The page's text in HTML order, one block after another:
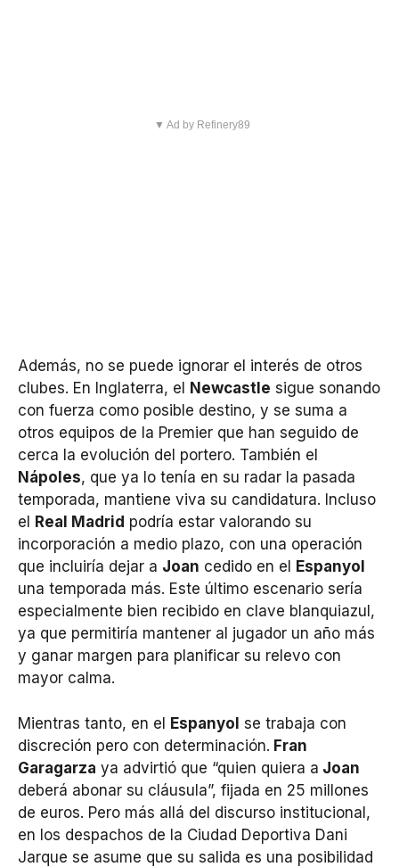
▼ Ad by Refinery89
Además, no se puede ignorar el interés de otros
clubes. En Inglaterra, el
Newcastle sigue sonando
con fuerza como posible destino, y se suma a
otros equipos de la Premier que han seguido de
cerca la evolución del portero. También el
Nápoles, que ya lo tenía en su radar la pasada
temporada, mantiene viva su candidatura. Incluso
el
Real Madrid podría estar valorando su
incorporación a medio plazo, con una operación
que incluiría dejar a Joan cedido en el
Espanyol
una temporada más. Este último escenario sería
especialmente bien recibido en clave blanquiazul,
ya que permitiría mantener al jugador un año más
y ganar margen para planificar su relevo con
mayor calma.
Mientras tanto, en el Espanyol se trabaja con
discreción pero con determinación. Fran
Garagarza ya advirtió que “quien quiera a Joan
deberá abonar su cláusula”, fijada en 25 millones
de euros. Pero más allá del discurso institucional,
en los despachos de la Ciudad Deportiva Dani
Jarque se asume que su salida es una posibilidad